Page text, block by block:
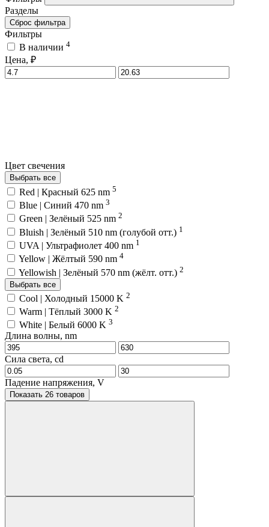
Разделы
Сброс фильтра
Фильтры
В наличии 4
Цена, ₽
Цвет свечения
Выбрать все
Red | Красный 625 nm 5
Blue | Синий 470 nm 3
Green | Зелёный 525 nm 2
Bluish | Зелёный 510 nm (голубой отт.) 1
UVA | Ультрафиолет 400 nm 1
Yellow | Жёлтый 590 nm 4
Yellowish | Зелёный 570 nm (жёлт. отт.) 2
Выбрать все
Cool | Холодный 15000 K 2
Warm | Тёплый 3000 K 2
White | Белый 6000 K 3
Длина волны, nm
Сила света, cd
Падение напряжения, V
Показать 26 товаров